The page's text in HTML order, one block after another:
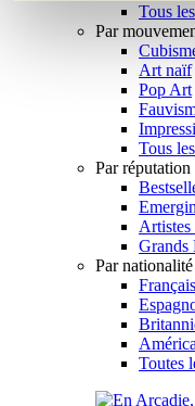
Tous
Par
Art naïf
Pop Art
Tous
Par réputation
Artistes
Grands
Par nationalité
Français
Toutes